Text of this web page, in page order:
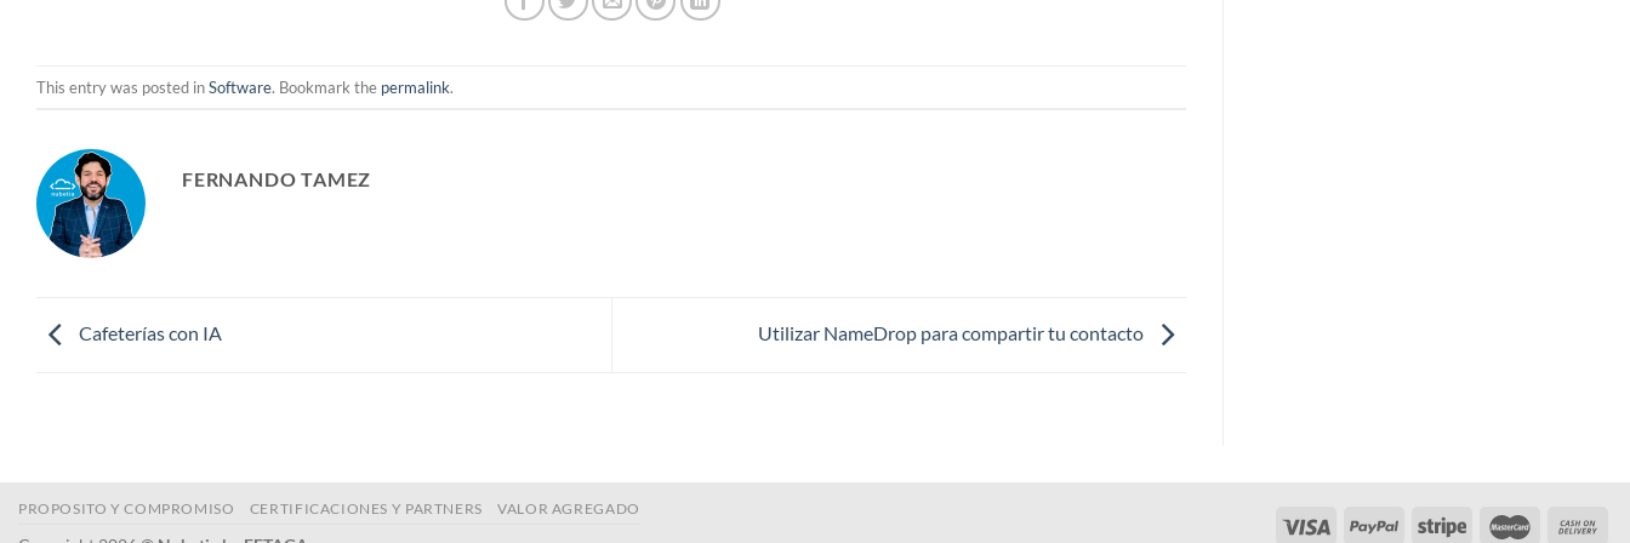
This entry was posted inSoftware. Bookmark the permalink.
FERNANDO TAMEZ
Cafeterías con IA Utilizar NameDrop para compartir tu contacto
PROPOSITO Y COMPROMISO CERTIFICACIONES Y PARTNERS VALOR AGREGADO